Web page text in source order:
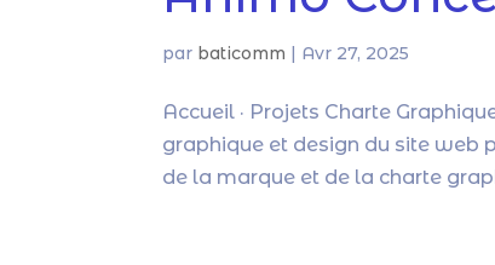
par baticomm | Avr 27, 2025
Accueil · Projets Charte
graphique et design du site web
de la marque et de la charte